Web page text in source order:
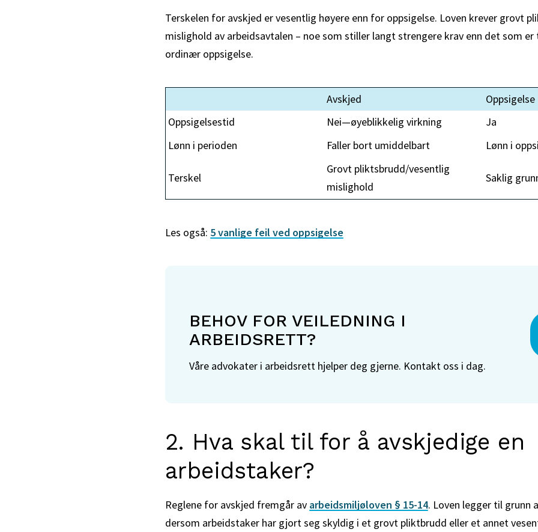
Terskelen for avskjed er vesentlig høyere enn for oppsigelse. Loven krever grovt
mislighold av arbeidsavtalen – noe som stiller langt strengere krav enn det som
ordinær oppsigelse.
Avskjed
Oppsigelse
Oppsigelsestid
Nei—øyeblikkelig virkning
Ja
Lønn i perioden
Faller bort umiddelbart Lønn i
Terskel
Grovt pliktsbrudd/vesentlig
mislighold
Saklig
Les også: 5 vanlige feil ved oppsigelse
BEHOV FOR VEILEDNING I
ARBEIDSRETT?
Våre advokater i arbeidsrett hjelper deg gjerne. Kontakt oss i dag.
2. Hva skal til for å avskjedige en
arbeidstaker?
Reglene for avskjed fremgår av arbeidsmiljøloven § 15-14. Loven legger til grunn
dersom arbeidstaker har gjort seg skyldig i et grovt pliktbrudd eller et annet